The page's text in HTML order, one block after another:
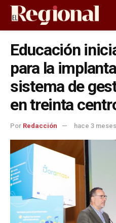
Educación
para la
sistema de
en treinta
Por Redacción hace 3 meses